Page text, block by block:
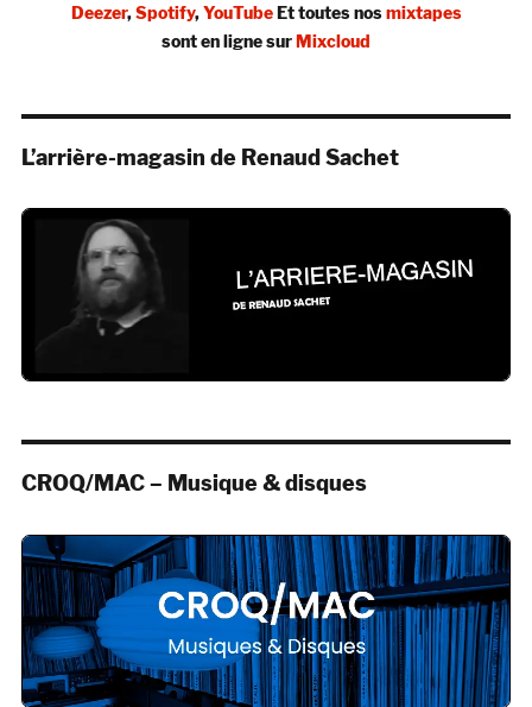
Deezer,Spotify,YouTubeEt toutes nosmixtapes
sont en ligne surMixcloud
L’arrière-magasin de Renaud Sachet
CROQ/MAC – Musique & disques